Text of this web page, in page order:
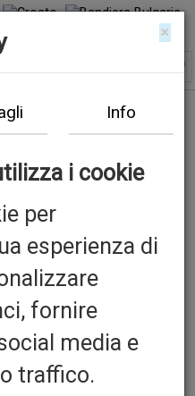
×
Info
i cookie
per
esperienza di
fornire
media e
traffico.